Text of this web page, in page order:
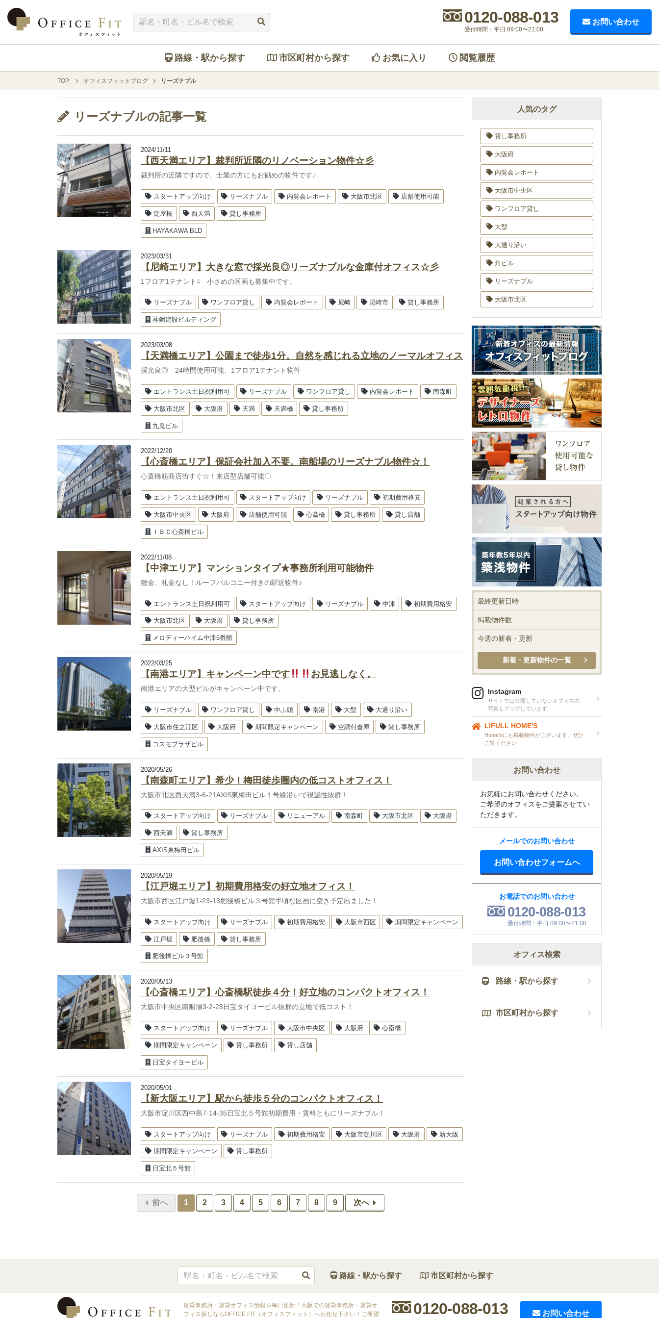
0120-088-013
受付時間：平日 09:00〜21:00
お問い合わせ
路線・駅から探す 市区町村から探す お気に入り 閲覧履歴
TOP オフィスフィットブログ リーズナブル
リーズナブルの記事一覧
2024/11/11
【西天満エリア】裁判所近隣のリノベーション物件☆彡
裁判所の近隣ですので、士業の方にもお勧めの物件です♪
スタートアップ向け リーズナブル 内覧会レポート 大阪市北区 店舗使用可能
淀屋橋 西天満 貸し事務所
HAYAKAWA BLD
2023/03/31
【尼崎エリア】大きな窓で採光良◎リーズナブルな金庫付オフィス☆彡
1フロア1テナント⁂ 小さめの区画も募集中です。
リーズナブル ワンフロア貸し 内覧会レポート 尼崎 尼崎市 貸し事務所
神鋼建設ビルディング
2023/03/08
【天満橋エリア】公園まで徒歩1分。自然を感じれる立地のノーマルオフィス
採光良◎ 24時間使用可能、1フロア1テナント物件
エントランス土日祝利用可 リーズナブル ワンフロア貸し 内覧会レポート 南森町
大阪市北区 大阪府 天満 天満橋 貸し事務所
九鬼ビル
2022/12/20
【心斎橋エリア】保証会社加入不要。南船場のリーズナブル物件☆！
心斎橋筋商店街すぐ☆！来店型店舗可能〇
エントランス土日祝利用可 スタートアップ向け リーズナブル 初期費用格安
大阪市中央区 大阪府 店舗使用可能 心斎橋 貸し事務所 貸し店舗
ＩＢＣ心斎橋ビル
2022/11/08
【中津エリア】マンションタイプ★事務所利用可能物件
敷金、礼金なし！ルーフバルコニー付きの駅近物件♪
エントランス土日祝利用可 スタートアップ向け リーズナブル 中津 初期費用格安
大阪市北区 大阪府 貸し事務所
メロディーハイム中津5番館
2022/03/25
【南港エリア】キャンペーン中です お見逃しなく。
南港エリアの大型ビルがキャンペーン中です。
リーズナブル ワンフロア貸し 中ふ頭 南港 大型 大通り沿い
大阪市住之江区 大阪府 期間限定キャンペーン 空調付倉庫 貸し事務所
コスモプラザビル
2020/05/26
【南森町エリア】希少！梅田徒歩圏内の低コストオフィス！
大阪市北区西天満3-6-21AXIS東梅田ビル１号線沿いで視認性抜群！
スタートアップ向け リーズナブル リニューアル 南森町 大阪市北区 大阪府
西天満 貸し事務所
AXIS東梅田ビル
2020/05/19
【江戸堀エリア】初期費用格安の好立地オフィス！
大阪市西区江戸堀1-23-13肥後橋ビル３号館手頃な区画に空き予定出ました！
スタートアップ向け リーズナブル 初期費用格安 大阪市西区 期間限定キャンペーン
江戸堀 肥後橋 貸し事務所
肥後橋ビル３号館
2020/05/13
【心斎橋エリア】心斎橋駅徒歩４分！好立地のコンパクトオフィス！
大阪市中央区南船場3-2-28日宝タイヨービル抜群の立地で低コスト！
スタートアップ向け リーズナブル 大阪市中央区 大阪府 心斎橋
期間限定キャンペーン 貸し事務所 貸し店舗
日宝タイヨービル
2020/05/01
【新大阪エリア】駅から徒歩５分のコンパクトオフィス！
大阪市淀川区西中島7-14-35日宝北５号館初期費用・賃料ともにリーズナブル！
スタートアップ向け リーズナブル 初期費用格安 大阪市淀川区 大阪府 新大阪
期間限定キャンペーン 貸し事務所
日宝北５号館
前へ 1 2 3 4 5 6 7 8 9 次へ
人気のタグ
貸し事務所
大阪府
内覧会レポート
大阪市中央区
ワンフロア貸し
大型
大通り沿い
角ビル
リーズナブル
大阪市北区
最終更新日時
掲載物件数
今週の新着・更新
新着・更新物件の一覧
Instagram
サイトでは公開していないオフィスの
写真もアップしています
LIFULL HOME'S
Home'sにも掲載物件がございます。ぜひ
ご覧ください
お問い合わせ
お気軽にお問い合わせください。
ご希望のオフィスをご提案させてい
ただきます。
メールでのお問い合わせ
お問い合わせフォームへ
お電話でのお問い合わせ
0120-088-013
受付時間：平日 09:00〜21:00
オフィス検索
路線・駅から探す
市区町村から探す
路線・駅から探す 市区町村から探す
賃貸事務所・賃貸オフィス情報を毎日更新！大阪での賃貸事務所・賃貸オ
フィス探しならOFFICE FIT（オフィスフィット）へお任せ下さい！ご希望
0120-088-013 お問い合わせ